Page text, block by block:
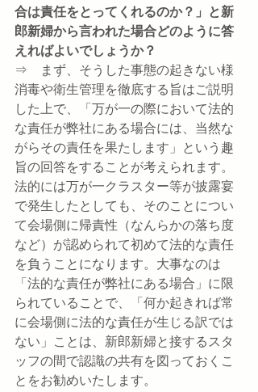
合は責任をとってくれるのか？」と新
郎新婦から言われた場合どのように答
えればよいでしょうか？
⇒　まず、そうした事態の起きない様
消毒や衛生管理を徹底する旨はご説明
した上で、「万が一の際において法的
な責任が弊社にある場合には、当然な
がらその責任を果たします」という趣
旨の回答をすることが考えられます。
法的には万が一クラスター等が披露宴
で発生したとしても、そのことについ
て会場側に帰責性（なんらかの落ち度
など）が認められて初めて法的な責任
を負うことになります。大事なのは
「法的な責任が弊社にある場合」に限
られていることで、「何か起きれば常
に会場側に法的な責任が生じる訳では
ない」ことは、新郎新婦と接するスタ
ッフの間で認識の共有を図っておくこ
とをお勧めいたします。